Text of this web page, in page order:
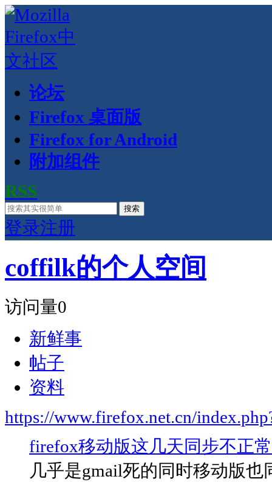
论坛
Firefox 桌面版
Firefox for Android
附加组件
RSS
搜索
登录注册
coffilk的个人空间
访问量0
新鲜事
帖子
资料
https://www.firefox.net.cn/
firefox移动版这几天同步不正常
几乎是gmail死的同时移动版